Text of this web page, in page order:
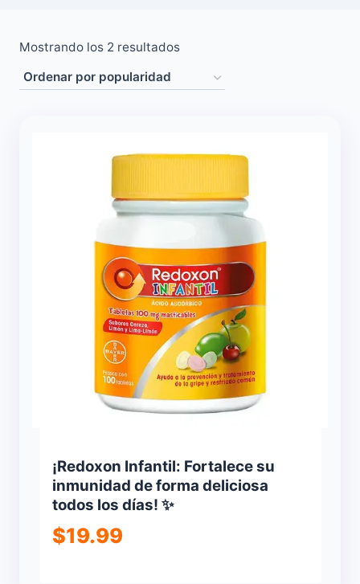
Mostrando los 2 resultadosOrdenado
popularidad
¡Redoxon Infantil: Fortalece su
inmunidad de forma deliciosa
todos los días! ✨
$19.99